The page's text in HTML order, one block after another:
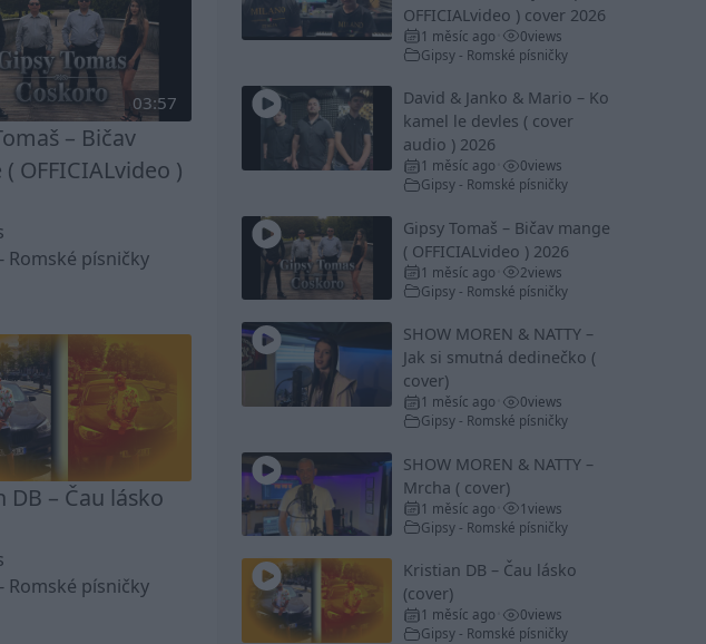
03:57
– Bičav
OFFICIALvideo )
Romské písničky
DB – Čau lásko
Romské písničky
OFFICIALvideo ) cover 2026
1 měsíc ago 0views
Gipsy - Romské písničky
David & Janko & Mario – Ko
kamel le devles ( cover
audio ) 2026
1 měsíc ago 0views
Gipsy - Romské písničky
Gipsy Tomaš – Bičav mange
( OFFICIALvideo ) 2026
1 měsíc ago 2views
Gipsy - Romské písničky
SHOW MOREN & NATTY –
Jak si smutná dedinečko (
cover)
1 měsíc ago 0views
Gipsy - Romské písničky
SHOW MOREN & NATTY –
Mrcha ( cover)
1 měsíc ago 1views
Gipsy - Romské písničky
Kristian DB – Čau lásko
(cover)
1 měsíc ago 0views
Gipsy - Romské písničky